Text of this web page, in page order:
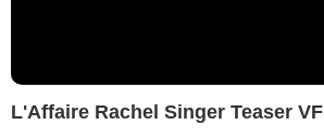
L'Affaire Rachel Singer Teaser VF